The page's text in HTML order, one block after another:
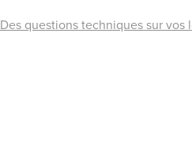
Des questions techniques sur